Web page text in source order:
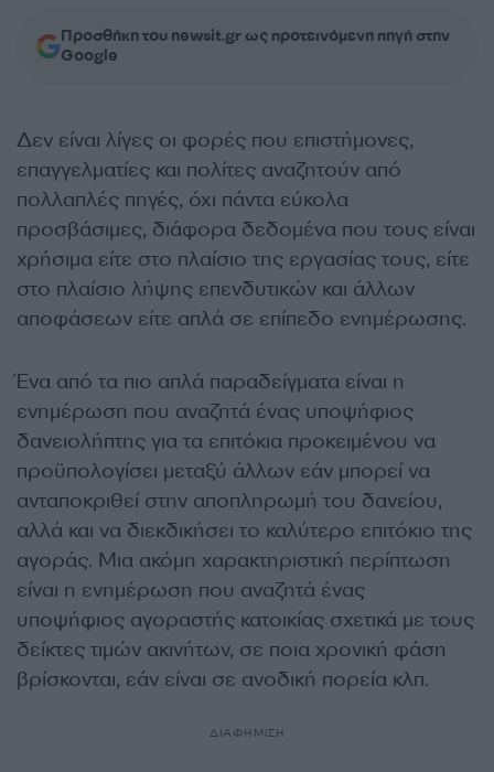
Προσθήκη του newsit.gr ως προτεινόμενη πηγή στην
Google
Δεν είναι λίγες οι φορές που επιστήμονες,
επαγγελματίες και πολίτες αναζητούν από
πολλαπλές πηγές, όχι πάντα εύκολα
προσβάσιμες, διάφορα δεδομένα που τους είναι
χρήσιμα είτε στο πλαίσιο της εργασίας τους, είτε
στο πλαίσιο λήψης επενδυτικών και άλλων
αποφάσεων είτε απλά σε επίπεδο ενημέρωσης.
Ένα από τα πιο απλά παραδείγματα είναι η
ενημέρωση που αναζητά ένας υποψήφιος
δανειολήπτης για τα επιτόκια προκειμένου να
προϋπολογίσει μεταξύ άλλων εάν μπορεί να
ανταποκριθεί στην αποπληρωμή του δανείου,
αλλά και να διεκδικήσει το καλύτερο επιτόκιο της
αγοράς. Μια ακόμη χαρακτηριστική περίπτωση
είναι η ενημέρωση που αναζητά ένας
υποψήφιος αγοραστής κατοικίας σχετικά με τους
δείκτες τιμών ακινήτων, σε ποια χρονική φάση
βρίσκονται, εάν είναι σε ανοδική πορεία κλπ.
ΔΙΑΦΗΜΙΣΗ